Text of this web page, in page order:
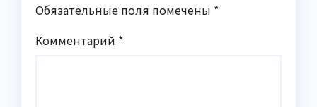
Обязательные поля помечены *
Комментарий *